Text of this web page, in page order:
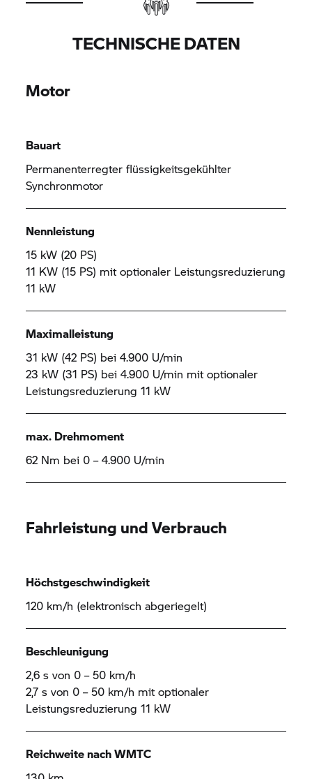
TECHNISCHE DATEN
Motor
Bauart
Permanenterregter flüssigkeitsgekühlter
Synchronmotor
Nennleistung
15 kW (20 PS)
11 KW (15 PS) mit optionaler Leistungsreduzierung
11 kW
Maximalleistung
31 kW (42 PS) bei 4.900 U/min
23 kW (31 PS) bei 4.900 U/min mit optionaler
Leistungsreduzierung 11 kW
max. Drehmoment
62 Nm bei 0 – 4.900 U/min
Fahrleistung und Verbrauch
Höchstgeschwindigkeit
120 km/h (elektronisch abgeriegelt)
Beschleunigung
2,6 s von 0 – 50 km/h
2,7 s von 0 – 50 km/h mit optionaler
Leistungsreduzierung 11 kW
Reichweite nach WMTC